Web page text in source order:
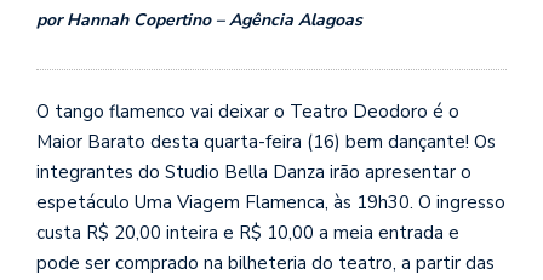
por Hannah Copertino – Agência Alagoas
O tango flamenco vai deixar o Teatro Deodoro é o
Maior Barato desta quarta-feira (16) bem dançante! Os
integrantes do Studio Bella Danza irão apresentar o
espetáculo Uma Viagem Flamenca, às 19h30. O ingresso
custa R$ 20,00 inteira e R$ 10,00 a meia entrada e
pode ser comprado na bilheteria do teatro, a partir das